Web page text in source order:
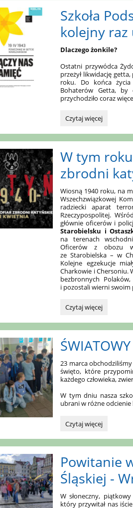
:
Szkoła
kolejny raz
Dlaczego żonkile?
Ostatni przywódca
przeżył likwidację
roku. Do końca
Bohaterów Getta, by
przychodziło coraz
Szkoła
nr
bierze
kolejny
raz
udział
w
akcji
Żonkile.:
Czytaj więcej
W tym
zbrodni
Wiosną 1940 roku, na
Wszechzwiązkowej
radziecki aparat
Rzeczypospolitej.
głównie oficerów i
Starobielsku i
na terenach
Oficerów z obozu
ze Starobielska – w
Kolejne egzekucje
Charkowie i Chersoniu.
bezbronnych
i pozostali wierni
W
roku
86.
rocznica
zbrodni
katyńskiej.:
Czytaj więcej
23 marca
święto, które
każdego człowieka,
W tym dniu nasza
ubrani w różne
ŚWIATOWY
WODY:
Czytaj więcej
Powitanie
Śląskiej -
W słoneczny,
który przywitał nas